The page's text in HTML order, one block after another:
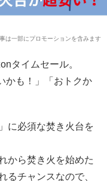
は一部にプロモーションを含みます
タイムセール。
かも！」「おトクか
に必須な焚き火台を
から焚き火を始めた
るチャンスなので、